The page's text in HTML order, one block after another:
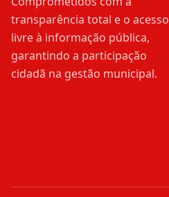
transparência total e o acesso
livre à informação pública,
garantindo a participação
cidadã na gestão municipal.